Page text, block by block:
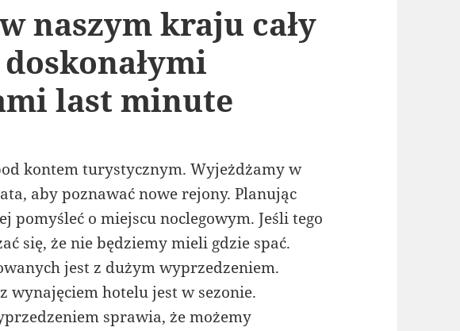
naszym kraju cały
last minute
kontem turystycznym. Wyjeżdżamy w
aby poznawać nowe rejony. Planując
pomyśleć o miejscu noclegowym. Jeśli tego
się, że nie będziemy mieli gdzie spać.
jest z dużym wyprzedzeniem.
wynajęciem hotelu jest w sezonie.
sprawia, że możemy